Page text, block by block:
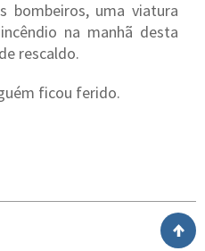
bombeiros, uma viatura
na manhã desta
rescaldo.
ficou ferido.